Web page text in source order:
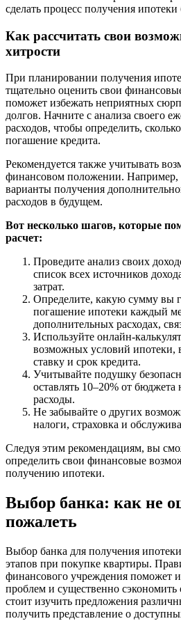
сделать процесс получения
Как рассчитать свои
хитрости
При планировании получения
тщательно оценить свои
поможет избежать неприятных
долгов. Начните с анализа своего
расходов, чтобы определить,
погашение кредита.
Рекомендуется также учитывать
финансовом положении. Например,
варианты получения
расходов в будущем.
Вот несколько шагов, которые
расчет:
Проведите анализ своих
список всех источников
затрат.
Определите, какую сумму вы
погашение ипотеки каждый
дополнительных расходах,
Используйте онлайн-
возможных условий ипотеки,
ставку и срок кредита.
Учитывайте подушку
оставлять 10–20% от
расходы.
Не забывайте о других
налоги, страховка и
Следуя этим рекомендациям, вы
определить свои финансовые
получению ипотеки.
Выбор банка: как не
пожалеть
Выбор банка для получения
этапов при покупке квартиры.
финансового учреждения поможет
проблем и существенно сэкономить
стоит изучить предложения
получить представление о